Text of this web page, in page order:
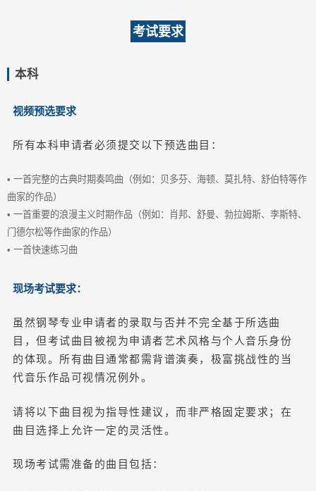
考试要求
本科
视频预选要求
所有本科申请者必须提交以下预选曲目：
• 一首完整的古典时期奏鸣曲（例如：贝多芬、海顿、莫扎特、舒伯特等作
曲家的作品）
• 一首重要的浪漫主义时期作品（例如：肖邦、舒曼、勃拉姆斯、李斯特、
门德尔松等作曲家的作品）
• 一首快速练习曲
现场考试要求：
虽然钢琴专业申请者的录取与否并不完全基于所选曲
目，但考试曲目被视为申请者艺术风格与个人音乐身份
的体现。所有曲目通常都需背谱演奏，极富挑战性的当
代音乐作品可视情况例外。
请将以下曲目视为指导性建议，而非严格固定要求；在
曲目选择上允许一定的灵活性。
现场考试需准备的曲目包括：